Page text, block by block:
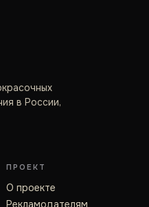
в России,
ПРОЕКТ
О проекте
Рекламодателям